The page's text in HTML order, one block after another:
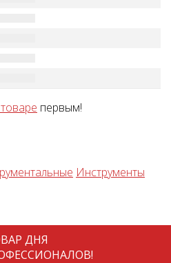
первым!
Инструменты
ДНЯ